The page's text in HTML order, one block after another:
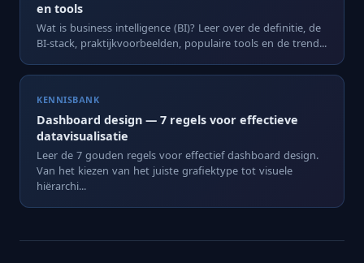
en tools
Wat is business intelligence (BI)? Leer over de definitie, de
BI-stack, praktijkvoorbeelden, populaire tools en de trend...
KENNISBANK
Dashboard design — 7 regels voor effectieve
datavisualisatie
Leer de 7 gouden regels voor effectief dashboard design.
Van het kiezen van het juiste grafiektype tot visuele
hiërarchi...